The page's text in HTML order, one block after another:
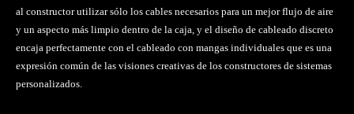
al constructor utilizar sólo los cables necesarios para un mejor flujo de aire
y un aspecto más limpio dentro de la caja, y el diseño de cableado discreto
encaja perfectamente con el cableado con mangas individuales que es una
expresión común de las visiones creativas de los constructores de sistemas
personalizados.